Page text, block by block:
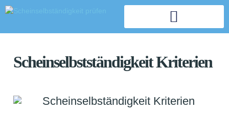
Scheinselbstständigkeit Kriterien